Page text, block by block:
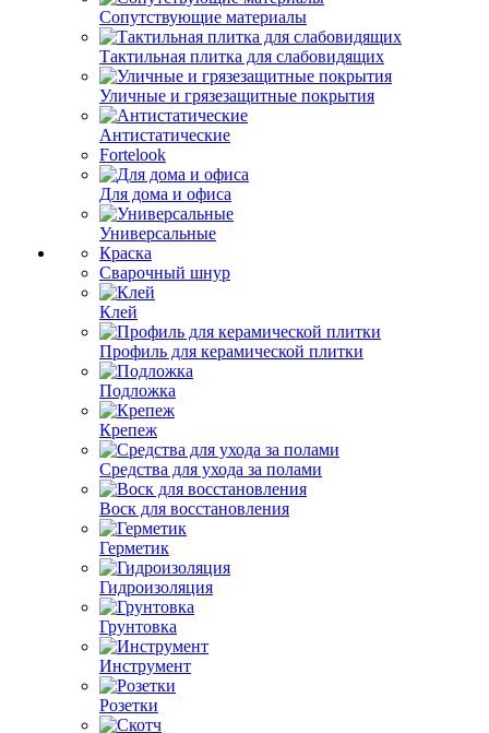
Сопутствующие материалы
Тактильная плитка для слабовидящих
Уличные и грязезащитные покрытия
Антистатические
Fortelook
Для дома и офиса
Универсальные
Краска
Сварочный шнур
Клей
Профиль для керамической плитки
Подложка
Крепеж
Средства для ухода за полами
Воск для восстановления
Герметик
Гидроизоляция
Грунтовка
Инструмент
Розетки